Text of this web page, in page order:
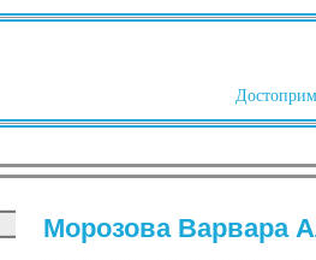
Морозова Варвара